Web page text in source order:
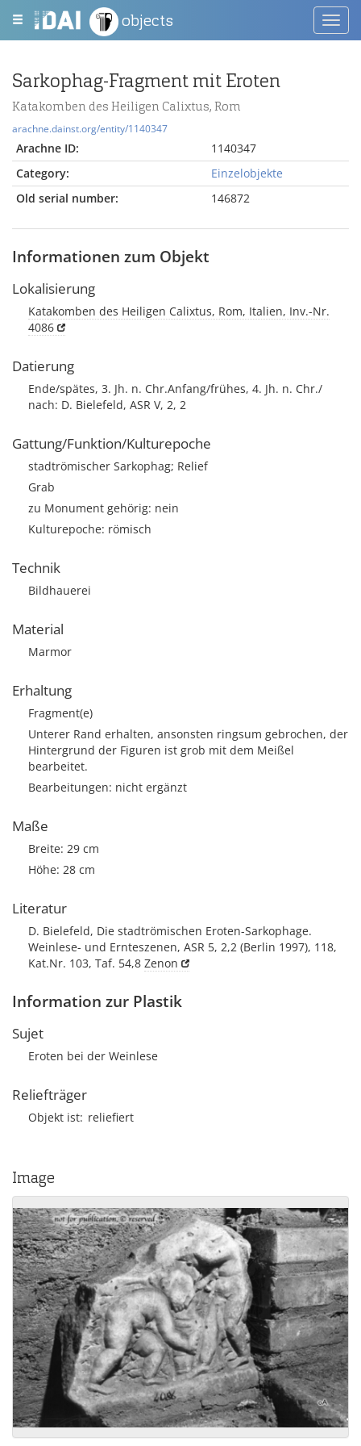
objects
Sarkophag-Fragment mit Eroten
Katakomben des Heiligen Calixtus, Rom
arachne.dainst.org/entity/1140347
Arachne ID:
1140347
Category:
Einzelobjekte
Old serial number:
146872
Informationen zum Objekt
Lokalisierung
Katakomben des Heiligen Calixtus, Rom, Italien, Inv.-Nr.
4086
Datierung
Ende/spätes, 3. Jh. n. Chr.Anfang/frühes, 4. Jh. n. Chr./
nach: D. Bielefeld, ASR V, 2, 2
Gattung/Funktion/Kulturepoche
stadtrömischer Sarkophag; Relief
Grab
zu Monument gehörig: nein
Kulturepoche: römisch
Technik
Bildhauerei
Material
Marmor
Erhaltung
Fragment(e)
Unterer Rand erhalten, ansonsten ringsum gebrochen, der
Hintergrund der Figuren ist grob mit dem Meißel
bearbeitet.
Bearbeitungen: nicht ergänzt
Maße
Breite: 29 cm
Höhe: 28 cm
Literatur
D. Bielefeld, Die stadtrömischen Eroten-Sarkophage.
Weinlese- und Ernteszenen, ASR 5, 2,2 (Berlin 1997), 118,
Kat.Nr. 103, Taf. 54,8 Zenon
Information zur Plastik
Sujet
Eroten bei der Weinlese
Reliefträger
Objekt ist reliefiert
Image